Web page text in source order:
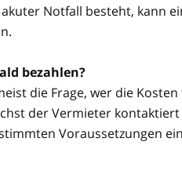
Notfall besteht, kann
bezahlen?
die Frage, wer die
der Vermieter
Voraussetzungen